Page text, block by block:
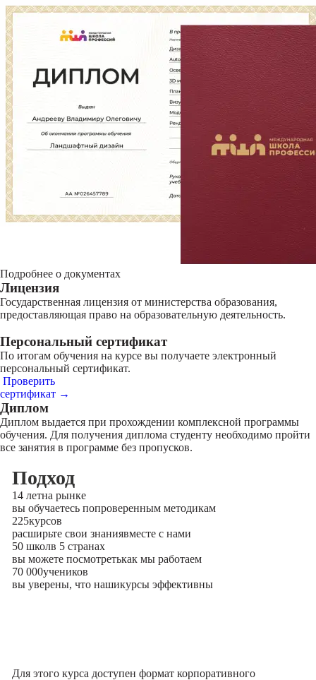
Подробнее о документах
Лицензия
Государственная лицензия от министерства образования,
предоставляющая право на образовательную деятельность.
Персональный сертификат
По итогам обучения на курсе вы получаете электронный
персональный сертификат.
Проверить
сертификат →
Диплом
Диплом выдается при прохождении комплексной программы
обучения. Для получения диплома студенту необходимо пройти
все занятия в программе без пропусков.
Подход
14 летна рынке
вы обучаетесь попроверенным методикам
225курсов
расширьте свои знаниявместе с нами
50 школв 5 странах
вы можете посмотретькак мы работаем
70 000учеников
вы уверены, что нашикурсы эффективны
Для этого курса доступен формат корпоративного